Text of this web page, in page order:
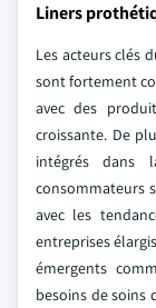
Liners
Les acteurs clés
sont fortement
avec des
croissante. De
intégrés dans
consommateurs
avec les
entreprises
émergents
besoins de soins